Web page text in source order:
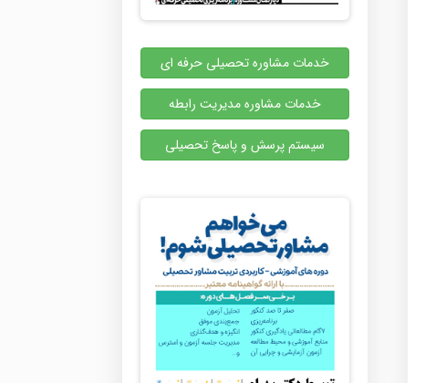
خدمات مشاوره تحصیلی حرفه ای
خدمات مشاوره مدیریت رابطه
سیستم پرسش و پاسخ تحصیلی